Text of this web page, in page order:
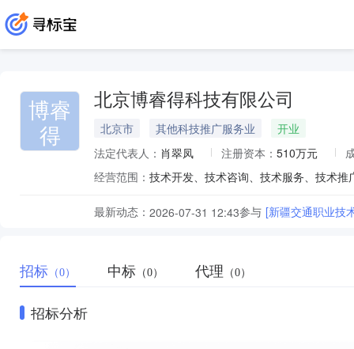
博睿
得
北京博睿得科技有限公司
北京市 其他科技推广服务业
开业
法定代表人： 肖翠凤 注册资本： 510万元
经营范围：
最新动态： 2026-07-31 12:43参与 [新疆交通职业技
招标 （0） 中标 （0） 代理 （0）
招标分析